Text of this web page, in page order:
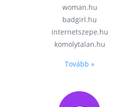
woman.hu
badgirl.hu
internetszepe.hu
komolytalan.hu
Tovább »